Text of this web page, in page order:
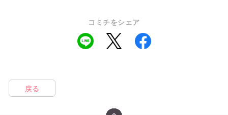
コミチをシェア
戻る